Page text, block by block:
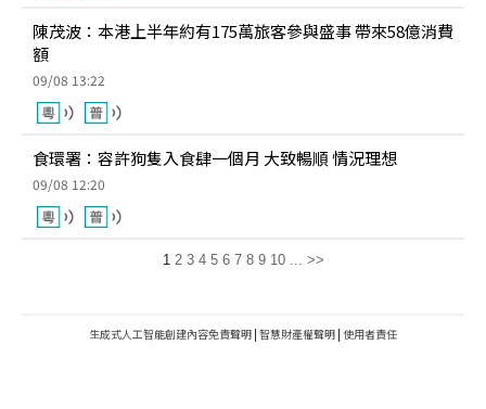
陳茂波：本港上半年約有175萬旅客參與盛事 帶來58億消費
額
09/08 13:22
食環署：容許狗隻入食肆一個月 大致暢順 情況理想
09/08 12:20
1 2 3 4 5 6 7 8 9 10 ... >>
生成式人工智能創建內容免責聲明 | 智慧財產權聲明 | 使用者責任